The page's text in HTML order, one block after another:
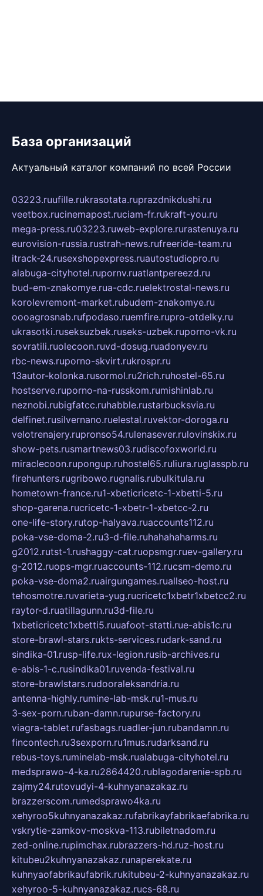
База организаций
Актуальный каталог компаний по всей России
03223.ruufille.rukrasotata.ruprazdnikdushi.ru
veetbox.rucinemapost.ruciam-fr.rukraft-you.ru
mega-press.ru03223.ruweb-explore.rurastenuya.ru
eurovision-russia.rustrah-news.rufreeride-team.ru
itrack-24.rusexshopexpress.ruautostudiopro.ru
alabuga-cityhotel.rupornv.ruatlantpereezd.ru
bud-em-znakomye.rua-cdc.ruelektrostal-news.ru
korolevremont-market.rubudem-znakomye.ru
oooagrosnab.rufpodaso.ruemfire.rupro-otdelky.ru
ukrasotki.ruseksuzbek.ruseks-uzbek.ruporno-vk.ru
sovratili.ruolecoon.ruvd-dosug.ruadonyev.ru
rbc-news.ruporno-skvirt.rukrospr.ru
13autor-kolonka.rusormol.ru2rich.ruhostel-65.ru
hostserve.ruporno-na-russkom.rumishinlab.ru
neznobi.rubigfatcc.ruhabble.rustarbucksvia.ru
delfinet.rusilvernano.ruelestal.ruvektor-doroga.ru
velotrenajery.rupronso54.rulenasever.rulovinskix.ru
show-pets.rusmartnews03.rudiscofoxworld.ru
miraclecoon.rupongup.ruhostel65.ruliura.ruglasspb.ru
firehunters.rugribowo.rugnalis.rubulkitula.ru
hometown-france.ru1-xbeticricetc-1-xbetti-5.ru
shop-garena.rucricetc-1-xbetr-1-xbetcc-2.ru
one-life-story.rutop-halyava.ruaccounts112.ru
poka-vse-doma-2.ru3-d-file.ruhahahaharms.ru
g2012.rutst-1.rushaggy-cat.ruopsmgr.ruev-gallery.ru
g-2012.ruops-mgr.ruaccounts-112.rucsm-demo.ru
poka-vse-doma2.ruairgungames.ruallseo-host.ru
tehosmotre.ruvarieta-yug.rucricetc1xbetr1xbetcc2.ru
raytor-d.ruatillagunn.ru3d-file.ru
1xbeticricetc1xbetti5.ruuafoot-statti.rue-abis1c.ru
store-brawl-stars.rukts-services.rudark-sand.ru
sindika-01.rusp-life.rux-legion.rusib-archives.ru
e-abis-1-c.rusindika01.ruvenda-festival.ru
store-brawlstars.rudooraleksandria.ru
antenna-highly.rumine-lab-msk.ru1-mus.ru
3-sex-porn.ruban-damn.rupurse-factory.ru
viagra-tablet.rufasbags.ruadler-jun.rubandamn.ru
fincontech.ru3sexporn.ru1mus.rudarksand.ru
rebus-toys.ruminelab-msk.rualabuga-cityhotel.ru
medsprawo-4-ka.ru2864420.rublagodarenie-spb.ru
zajmy24.rutovudyi-4-kuhnyanazakaz.ru
brazzerscom.rumedsprawo4ka.ru
xehyroo5kuhnyanazakaz.rufabrikayfabrikaefabrika.ru
vskrytie-zamkov-moskva-113.rubiletnadom.ru
zed-online.rupimchax.rubrazzers-hd.ruz-host.ru
kitubeu2kuhnyanazakaz.runaperekate.ru
kuhnyaofabrikaufabrik.rukitubeu-2-kuhnyanazakaz.ru
xehyroo-5-kuhnyanazakaz.rucs-68.ru